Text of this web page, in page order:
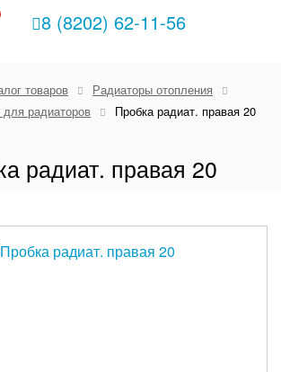
8 (8202) 62-11-56
товаров
Радиаторы отопления
радиаторов
Пробка радиат. правая 20
радиат. правая 20